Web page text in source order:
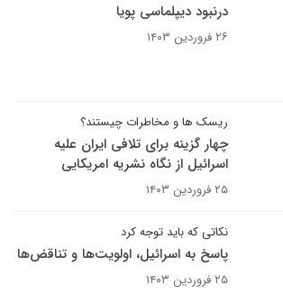
درنبود دیپلماسی پویا
۲۶ فروردین ۱۴۰۳
ریسک ها و مخاطرات چیستند؟
چهار گزینه برای تلافی ایران علیه
اسرائیل از نگاه نشریه امریکایی
۲۵ فروردین ۱۴۰۳
نکاتی که باید توجه کرد
پاسخ به اسرائیل، اولویت‌ها و تناقض‌ها
۲۵ فروردین ۱۴۰۳